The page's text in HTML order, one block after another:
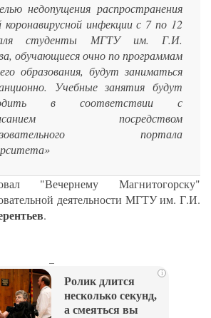
недопущения распространения
коронавирусной инфекции с 7 по 12
студенты МГТУ им. Г.И.
обучающиеся очно по программам
образования, будут заниматься
Учебные занятия будут
в соответствии с
посредством
портала
"Вечернему Магнитогорску"
деятельности МГТУ им. Г.И.
.
i
Ролик длится
несколько секунд,
а смеяться вы